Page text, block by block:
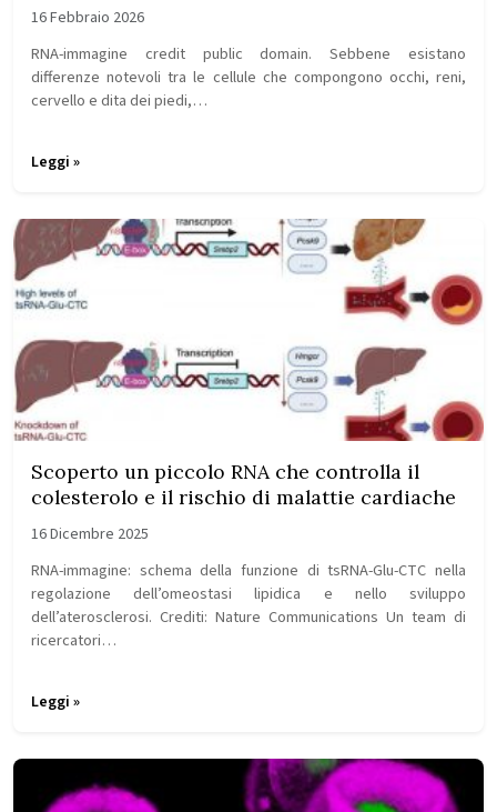
16 Febbraio 2026
RNA-immagine credit public domain. Sebbene esistano
differenze notevoli tra le cellule che compongono occhi, reni,
cervello e dita dei piedi,…
Leggi »
Scoperto un piccolo RNA che controlla il
colesterolo e il rischio di malattie cardiache
16 Dicembre 2025
RNA-immagine: schema della funzione di tsRNA-Glu-CTC nella
regolazione dell’omeostasi lipidica e nello sviluppo
dell’aterosclerosi. Crediti: Nature Communications Un team di
ricercatori…
Leggi »